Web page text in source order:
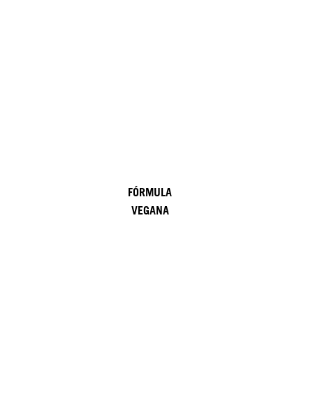
FÓRMULA
VEGANA